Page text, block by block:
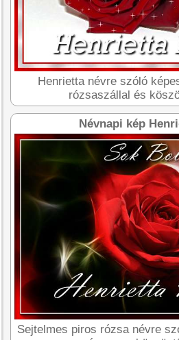
Henrietta névre szóló
rózsaszállal és
Névnapi kép
Sejtelmes piros rózsa névre